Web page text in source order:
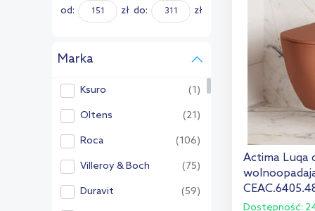
od: zł do: zł
Marka
Ksuro (1)
Oltens (21)
Roca (106)
Villeroy & Boch (75)
Duravit (59)
Actima Luqa
Dostępność: